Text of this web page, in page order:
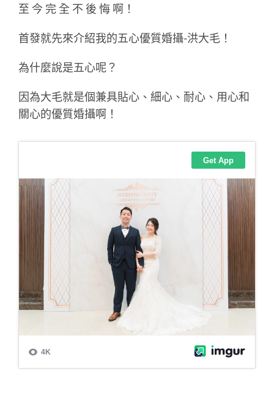
至 今 完 全 不 後 悔 啊！
首發就先來介紹我的五心優質婚攝-洪大毛！
為什麼說是五心呢？
因為大毛就是個兼具貼心、細心、耐心、用心和
關心的優質婚攝啊！